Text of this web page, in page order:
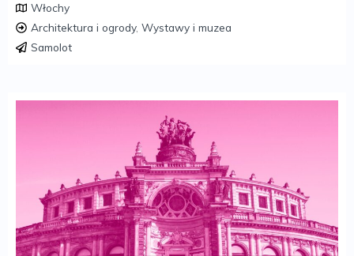
Włochy
Architektura i ogrody, Wystawy i muzea
Samolot